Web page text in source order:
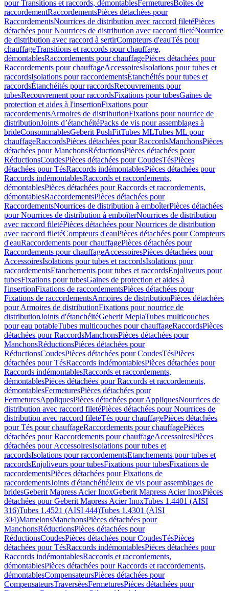
pour Transitions et raccords, démontablesFermeturesBoîtes de
raccordementRaccordementsPièces détachées pour
RaccordementsNourrices de distribution avec raccord filetéPièces
détachées pour Nourrices de distribution avec raccord filetéNourrice
de distribution avec raccord à sertirCompteurs d'eauTés pour
chauffageTransitions et raccords pour chauffage,
démontablesRaccordements pour chauffagePièces détachées pour
Raccordements pour chauffageAccessoiresIsolations pour tubes et
raccordsIsolations pour raccordementsÉtanchéités pour tubes et
raccordsÉtanchéités pour raccordsRecouvrements pour
tubesRecouvrement pour raccordsFixations pour tubesGaines de
protection et aides à l'insertionFixations pour
raccordementsArmoires de distributionFixations pour nourrice de
distributionJoints d’étanchéitéPacks de vis pour assemblages à
brideConsommablesGeberit PushFitTubes MLTubes ML pour
chauffageRaccordsPièces détachées pour RaccordsManchonsPièces
détachées pour ManchonsRéductionsPièces détachées pour
RéductionsCoudesPièces détachées pour CoudesTésPièces
détachées pour TésRaccords indémontablesPièces détachées pour
Raccords indémontablesRaccords et raccordements,
démontablesPièces détachées pour Raccords et raccordements,
démontablesRaccordementsPièces détachées pour
RaccordementsNourrices de distribution à emboîterPièces détachées
pour Nourrices de distribution à emboîterNourrices de distribution
avec raccord filetéPièces détachées pour Nourrices de distribution
avec raccord filetéCompteurs d'eauPièces détachées pour Compteurs
d'eauRaccordements pour chauffagePièces détachées pour
Raccordements pour chauffageAccessoiresPièces détachées pour
AccessoiresIsolations pour tubes et raccordsIsolations pour
raccordementsEtanchements pour tubes et raccordsEnjoliveurs pour
tubesFixations pour tubesGaines de protection et aides à
l'insertionFixations de raccordementsPièces détachées pour
Fixations de raccordementsArmoires de distributionPièces détachées
pour Armoires de distributionFixations pour nourrice de
distributionJoints d'étanchéitéGeberit MeplaTubes multicouches
pour eau potableTubes multicouches pour chauffageRaccordsPièces
détachées pour RaccordsManchonsPièces détachées pour
ManchonsRéductionsPièces détachées pour
RéductionsCoudesPièces détachées pour CoudesTésPièces
détachées pour TésRaccords indémontablesPièces détachées pour
Raccords indémontablesRaccords et raccordements,
démontablesPièces détachées pour Raccords et raccordements,
démontablesFermeturesPièces détachées pour
FermeturesAppliquesPièces détachées pour AppliquesNourrices de
distribution avec raccord filetéPièces détachées pour Nourrices de
distribution avec raccord filetéTés pour chauffagePièces détachées
pour Tés pour chauffageRaccordements pour chauffagePièces
détachées pour Raccordements pour chauffageAccessoiresPièces
détachées pour AccessoiresIsolations pour tubes et
raccordsIsolations pour raccordementsEtanchements pour tubes et
raccordsEnjoliveurs pour tubesFixations pour tubesFixations de
raccordementsPièces détachées pour Fixations de
raccordementsJoints d'étanchéitéJeux de vis pour assemblages de
bridesGeberit Mapress Acier InoxGeberit Mapress Acier InoxPièces
détachées pour Geberit Mapress Acier InoxTubes 1.4401 (AISI
316)Tubes 1.4521 (AISI 444)Tubes 1.4301 (AISI
304)MamelonsManchonsPièces détachées pour
ManchonsRéductionsPièces détachées pour
RéductionsCoudesPièces détachées pour CoudesTésPièces
détachées pour TésRaccords indémontablesPièces détachées pour
Raccords indémontablesRaccords et raccordements,
démontablesPièces détachées pour Raccords et raccordements,
démontablesCompensateursPièces détachées pour
CompensateursTraverséesFermeturesPièces détachées pour